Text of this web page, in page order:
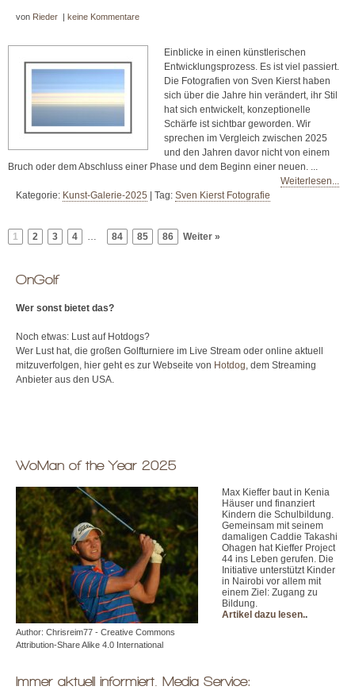
von Rieder | keine Kommentare
Einblicke in einen künstlerischen
Entwicklungsprozess. Es ist viel passiert.
Die Fotografien von Sven Kierst haben
sich über die Jahre hin verändert, ihr Stil
hat sich entwickelt, konzeptionelle
Schärfe ist sichtbar geworden. Wir
sprechen im Vergleich zwischen 2025
und den Jahren davor nicht von einem
Bruch oder dem Abschluss einer Phase und dem Beginn einer neuen. ...
Weiterlesen...
Kategorie: Kunst-Galerie-2025 Tag: Sven Kierst Fotografie
1 2 3 4 … 84 85 86 Weiter »
OnGolf
Wer sonst bietet das?
Noch etwas: Lust auf Hotdogs?
Wer Lust hat, die großen Golfturniere im Live Stream oder online aktuell
mitzuverfolgen, hier geht es zur Webseite von Hotdog, dem Streaming
Anbieter aus den USA.
WoMan of the Year 2025
Author: Chrisreim77 - Creative Commons
Attribution-Share Alike 4.0 International
Max Kieffer baut in Kenia
Häuser und finanziert
Kindern die Schulbildung.
Gemeinsam mit seinem
damaligen Caddie Takashi
Ohagen hat Kieffer Project
44 ins Leben gerufen. Die
Initiative unterstützt Kinder
in Nairobi vor allem mit
einem Ziel: Zugang zu
Bildung.
Artikel dazu lesen..
Immer aktuell informiert. Media Service: